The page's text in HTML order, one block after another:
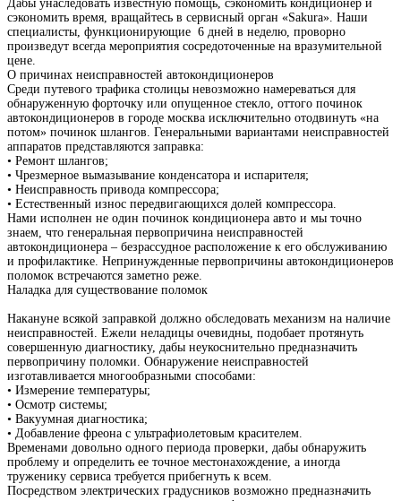
Дабы унаследовать известную помощь, сэкономить кондиционер и
сэкономить время, вращайтесь в сервисный орган «Sakura». Наши
специалисты, функционирующие 6 дней в неделю, проворно
произведут всегда мероприятия сосредоточенные на вразумительной
цене.
О причинах неисправностей автокондиционеров
Среди путевого трафика столицы невозможно намереваться для
обнаруженную форточку или опущенное стекло, оттого починок
автокондиционеров в городе москва исключительно отодвинуть «на
потом» починок шлангов. Генеральными вариантами неисправностей
аппаратов представляются заправка:
• Ремонт шлангов;
• Чрезмерное вымазывание конденсатора и испарителя;
• Неисправность привода компрессора;
• Естественный износ передвигающихся долей компрессора.
Нами исполнен не один починок кондиционера авто и мы точно
знаем, что генеральная первопричина неисправностей
автокондиционера – безрассудное расположение к его обслуживанию
и профилактике. Непринужденные первопричины автокондиционеров
поломок встречаются заметно реже.
Наладка для существование поломок
Накануне всякой заправкой должно обследовать механизм на наличие
неисправностей. Ежели неладицы очевидны, подобает протянуть
совершенную диагностику, дабы неукоснительно предназначить
первопричину поломки. Обнаружение неисправностей
изготавливается многообразными способами:
• Измерение температуры;
• Осмотр системы;
• Вакуумная диагностика;
• Добавление фреона с ультрафиолетовым красителем.
Временами довольно одного периода проверки, дабы обнаружить
проблему и определить ее точное местонахождение, а иногда
труженику сервиса требуется прибегнуть к всем.
Посредством электрических градусников возможно предназначить